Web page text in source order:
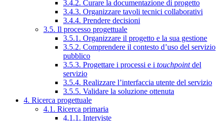
3.4.2. Curare la documentazione di progetto
3.4.3. Organizzare tavoli tecnici collaborativi
3.4.4. Prendere decisioni
3.5. Il processo progettuale
3.5.1. Organizzare il progetto e la sua gestione
3.5.2. Comprendere il contesto d’uso del servizio
pubblico
3.5.3. Progettare i processi e i touchpointdel
servizio
3.5.4. Realizzare l’interfaccia utente del servizio
3.5.5. Validare la soluzione ottenuta
4. Ricerca progettuale
4.1. Ricerca primaria
4.1.1. Interviste